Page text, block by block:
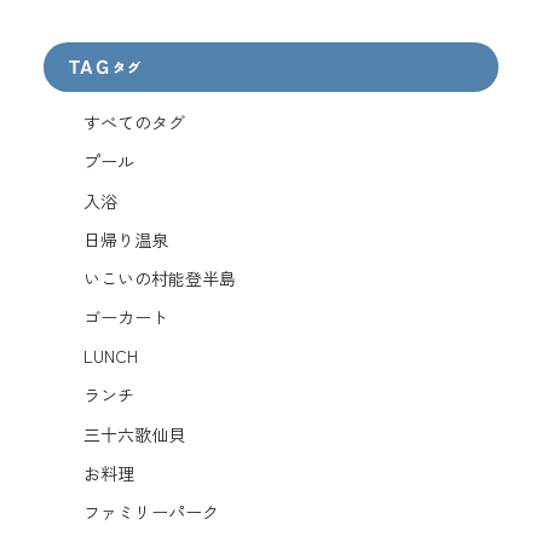
TAG タグ
すべてのタグ
プール
入浴
日帰り温泉
いこいの村能登半島
ゴーカート
LUNCH
ランチ
三十六歌仙貝
お料理
ファミリーパーク